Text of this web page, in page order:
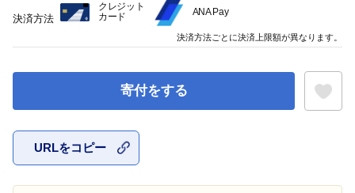
寄付をする
URLをコピー
決済方法
クレジット
カード
ANA Pay
決済方法ごとに決済上限額が異なります。